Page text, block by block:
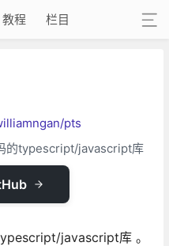
教程 栏目
pts
的typescript/javascript库
javascript库 。